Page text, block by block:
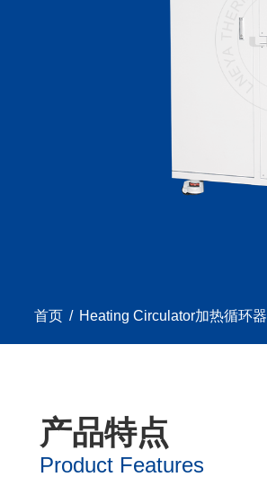
首页 / Heating Circulator加热循环器
产品特点
Product Features